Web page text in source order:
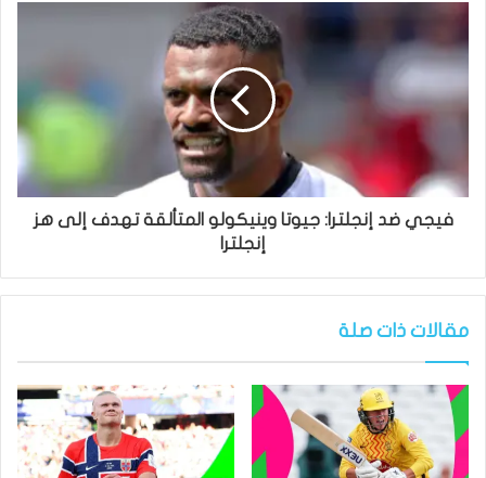
فيجي ضد إنجلترا: جيوتا وينيكولو المتألقة تهدف إلى هز
إنجلترا
مقالات ذات صلة